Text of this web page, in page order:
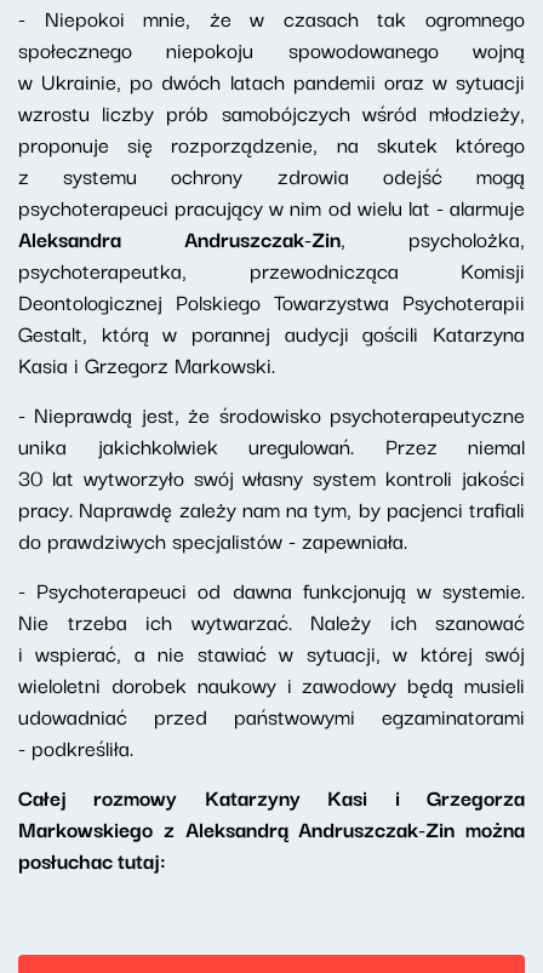
- Niepokoi mnie, że w czasach tak ogromnego
społecznego niepokoju spowodowanego wojną
w Ukrainie, po dwóch latach pandemii oraz w sytuacji
wzrostu liczby prób samobójczych wśród młodzieży,
proponuje się rozporządzenie, na skutek którego
z systemu ochrony zdrowia odejść mogą
psychoterapeuci pracujący w nim od wielu lat - alarmuje
Aleksandra Andruszczak-Zin, psycholożka,
psychoterapeutka, przewodnicząca Komisji
Deontologicznej Polskiego Towarzystwa Psychoterapii
Gestalt, którą w porannej audycji gościli Katarzyna
Kasia i Grzegorz Markowski.
- Nieprawdą jest, że środowisko psychoterapeutyczne
unika jakichkolwiek uregulowań. Przez niemal
30 lat wytworzyło swój własny system kontroli jakości
pracy. Naprawdę zależy nam na tym, by pacjenci trafiali
do prawdziwych specjalistów - zapewniała.
- Psychoterapeuci od dawna funkcjonują w systemie.
Nie trzeba ich wytwarzać. Należy ich szanować
i wspierać, a nie stawiać w sytuacji, w której swój
wieloletni dorobek naukowy i zawodowy będą musieli
udowadniać przed państwowymi egzaminatorami
- podkreśliła.
Całej rozmowy Katarzyny Kasi i Grzegorza
Markowskiego z Aleksandrą Andruszczak-Zin można
posłuchac tutaj: